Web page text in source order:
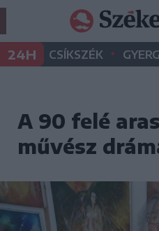
24H CSÍKSZÉK •
A 90 felé
művész